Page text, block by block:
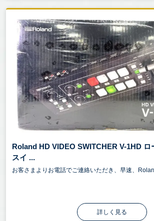
Roland HD VIDEO SWITCHER V-1HD ロ
スイ ...
お客さまよりお電話でご連絡いただき、早速、
詳しく見る